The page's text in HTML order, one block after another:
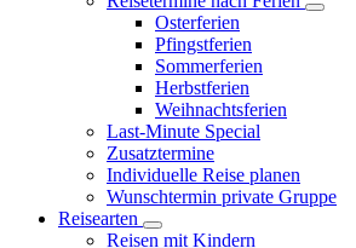
Osterferien
Pfingstferien
Sommerferien
Herbstferien
Weihnachtsferien
Last-Minute Special
Zusatztermine
Individuelle Reise planen
Wunschtermin private Gruppe
Reisearten
Reisen mit Kindern